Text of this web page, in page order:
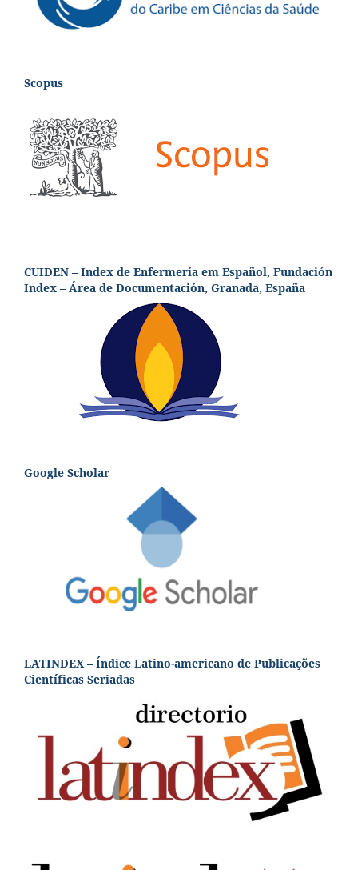
Scopus
CUIDEN – Index de Enfermería em Español, Fundación
Index – Área de Documentación, Granada, España
Google Scholar
LATINDEX – Índice Latino-americano de Publicações
Científicas Seriadas